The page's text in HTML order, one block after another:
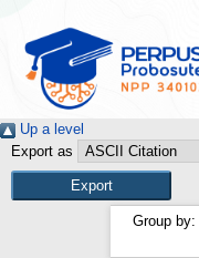
Up a level
Export as
Group by: